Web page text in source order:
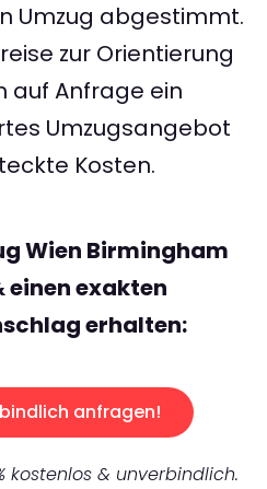
Umzug abgestimmt.
zur Orientierung
auf Anfrage ein
Umzugsangebot
Kosten.
Wien Birmingham
einen exakten
erhalten:
anfragen!
kostenlos & unverbindlich.